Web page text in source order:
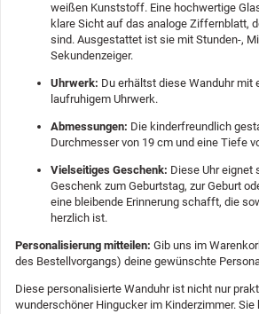
weißen Kunststoff. Eine hochwertige
klare Sicht auf das analoge Ziffernblatt,
sind. Ausgestattet ist sie mit Stunden-,
Sekundenzeiger.
Uhrwerk: Du erhältst diese Wanduhr mit
laufruhigem Uhrwerk.
Abmessungen: Die kinderfreundlich
Durchmesser von 19 cm und eine Tiefe
Vielseitiges Geschenk: Diese Uhr eignet
Geschenk zum Geburtstag, zur Geburt
eine bleibende Erinnerung schafft, die
herzlich ist.
Personalisierung mitteilen: Gib uns im
des Bestellvorgangs) deine gewünschte
Diese personalisierte Wanduhr ist nicht nur
wunderschöner Hingucker im Kinderzimmer.